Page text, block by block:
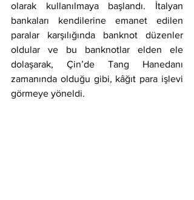
olarak kullanılmaya başlandı. İtalyan
bankaları kendilerine emanet edilen
paralar karşılığında banknot düzenler
oldular ve bu banknotlar elden ele
dolaşarak, Çin’de Tang Hanedanı
zamanında olduğu gibi, kâğıt para işlevi
görmeye yöneldi.